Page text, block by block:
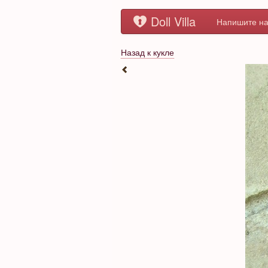
Doll Villa Напишите
Назад к кукле